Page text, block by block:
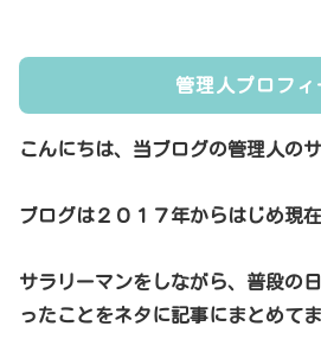
管理人プロフィ
こんにちは、当ブログの管理人の
ブログは２０１７年からはじめ現在
サラリーマンをしながら、普段の
ったことをネタに記事にまとめてま